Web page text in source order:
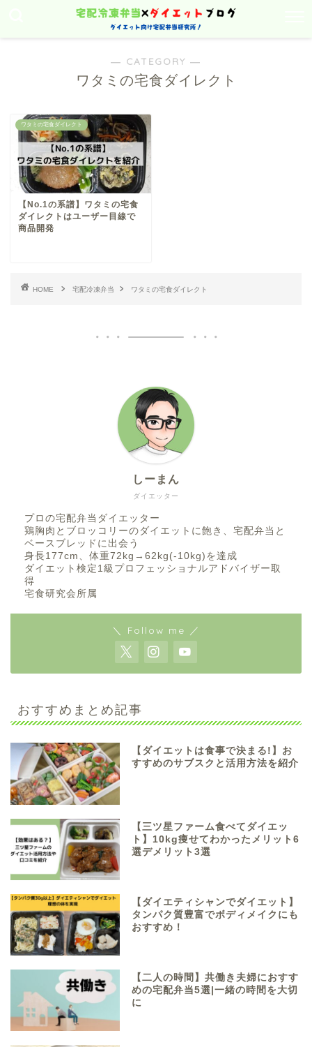
― CATEGORY ―
ワタミの宅食ダイレクト
ワタミの宅食ダイレクト
【No.1の系譜】ワタミの宅食
ダイレクトはユーザー目線で
商品開発
HOME 宅配冷凍弁当 ワタミの宅食ダイレクト
ダイエッター
しーまん
プロの宅配弁当ダイエッター
鶏胸肉とブロッコリーのダイエットに飽き、宅配弁当と
ベースブレッドに出会う
身長177cm、体重72kg→62kg(-10kg)を達成
ダイエット検定1級プロフェッショナルアドバイザー取
得
宅食研究会所属
＼ Follow me ／
おすすめまとめ記事
【ダイエットは食事で決まる!】お
すすめのサブスクと活用方法を紹介
【三ツ星ファーム食べてダイエッ
ト】10kg痩せてわかったメリット6
選デメリット3選
【ダイエティシャンでダイエット】
タンパク質豊富でボディメイクにも
おすすめ！
【二人の時間】共働き夫婦におすす
めの宅配弁当5選|一緒の時間を大切
に